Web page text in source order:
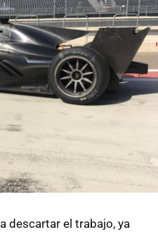
descartar el trabajo, ya